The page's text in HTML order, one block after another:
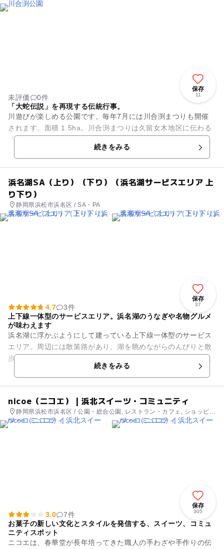
保存
11
未評価
0件
「大蛇伝説」を再現する伝統行事。
川遊びが楽しめる公園です。毎年7月には川合渕まつりも開催
されます。面積 1.5ha。川合渕まつりは久留女木地区に伝わる
「増水した川を渡れずに困っている娘を、大蛇が丸太橋になり
続きをみる
浜名湖SA（上り）（下り）（浜名湖サービスエリア 上
り下り）
静岡県浜松市浜名区 / SA・PA
保存
37
4.7
3件
上下線一体型のサービスエリア。浜名湖のうなぎや名物グルメ
が味わえます
浜名湖に浮かぶようにして建っている上下線一体型のサービス
エリア。周辺には散策路があり、湖を眺めながらのんびりと散
歩が楽しめます。エリア内フードコートからは浜名湖が一望で
続きをみる
nicoe（ニコエ） | 浜北スイーツ・コミュニティ
静岡県浜松市浜名区 / 公園・総合公園, レストラン・カフェ, ショッピン
グ
保存
305
3.0
7件
お菓子の新しい文化とスタイルを発信する、スイーツ、コミュ
ニティスポット
ニコエは、春華堂が長年培ってきた職人の手わざや手作りの伝